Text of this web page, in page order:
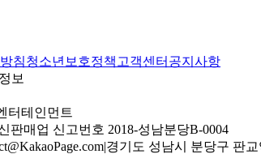
침청소년보호정책 고객센터 공지사항
보
터테인먼트
판매업 신고번호 2018-성남분당B-0004
|경기도 성남시 분당구 판